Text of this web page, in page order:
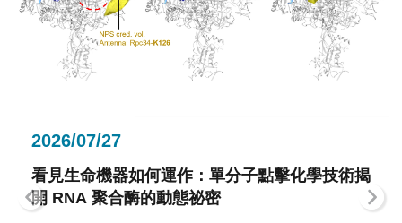
2026/07/27
看見生命機器如何運作：單分子點擊化學技術揭
開 RNA 聚合酶的動態祕密